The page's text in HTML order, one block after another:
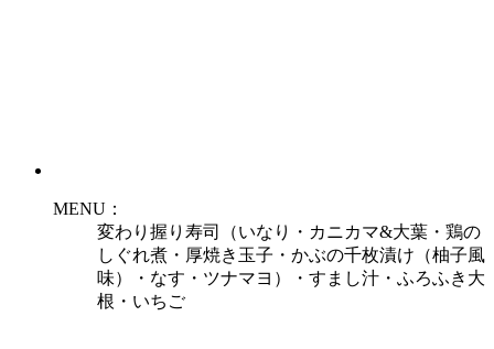
MENU：
変わり握り寿司（いなり・カニカマ&大葉・鶏の
しぐれ煮・厚焼き玉子・かぶの千枚漬け（柚子風
味）・なす・ツナマヨ）・すまし汁・ふろふき大
根・いちご